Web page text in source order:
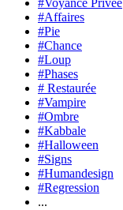
#Voyance Privée
#Affaires
#Pie
#Chance
#Loup
#Phases
# Restaurée
#Vampire
#Ombre
#Kabbale
#Halloween
#Signs
#Humandesign
#Regression
...